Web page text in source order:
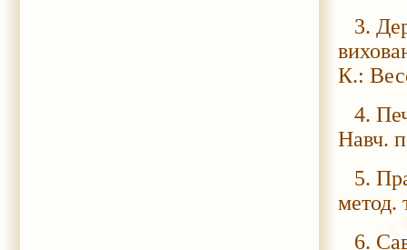
3.
К.:
4.
Навч.
5.
метод.
6.